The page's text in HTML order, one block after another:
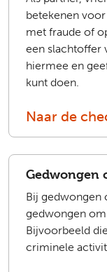
betekenen
met fraude of
een slachtoffer
hiermee en
kunt doen.
Naar de
Gedwongen
Bij gedwongen
gedwongen
Bijvoorbeeld
criminele